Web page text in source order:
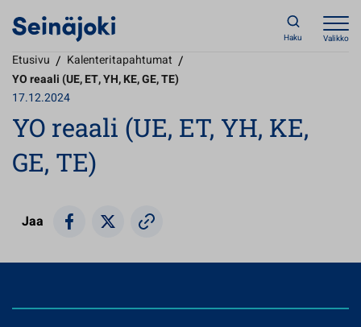
Haku Valikko
Etusivu / Kalenteritapahtumat /
YO reaali (UE, ET, YH, KE, GE, TE)
17.12.2024
YO reaali (UE, ET, YH, KE,
GE, TE)
Jaa